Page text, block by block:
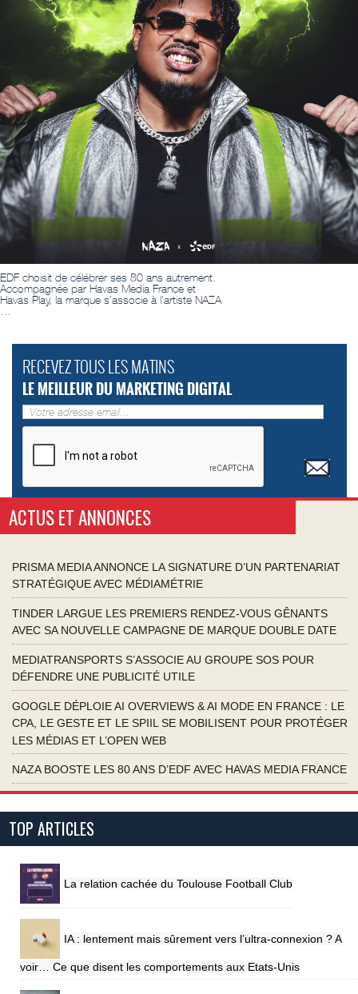
EDF choisit de célébrer ses 80 ans autrement.
Accompagnée par Havas Media France et
Havas Play, la marque s’associe à l’artiste NAZA
RECEVEZ TOUS LES MATINS
LE MEILLEUR DU MARKETING DIGITAL
ACTUS ET ANNONCES
PRISMA MEDIA ANNONCE LA SIGNATURE D’UN PARTENARIAT
STRATÉGIQUE AVEC MÉDIAMÉTRIE
TINDER LARGUE LES PREMIERS RENDEZ-VOUS GÊNANTS
AVEC SA NOUVELLE CAMPAGNE DE MARQUE DOUBLE DATE
MEDIATRANSPORTS S’ASSOCIE AU GROUPE SOS POUR
DÉFENDRE UNE PUBLICITÉ UTILE
GOOGLE DÉPLOIE AI OVERVIEWS & AI MODE EN FRANCE : LE
CPA, LE GESTE ET LE SPIIL SE MOBILISENT POUR PROTÉGER
LES MÉDIAS ET L’OPEN WEB
NAZA BOOSTE LES 80 ANS D’EDF AVEC HAVAS MEDIA FRANCE
TOP ARTICLES
La relation cachée du Toulouse Football Club
IA : lentement mais sûrement vers l’ultra-connexion ? A
voir… Ce que disent les comportements aux Etats-Unis